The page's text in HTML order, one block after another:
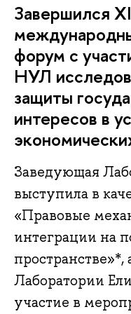
Завершился
форум с
НУЛ
защиты
интересов в
Заведующая
выступила в
«Правовые
интеграции на
Лаборатории
участие в